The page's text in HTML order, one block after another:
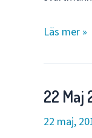
24
2017.
med
Stora
Läs mer »
22 Maj
22 maj,